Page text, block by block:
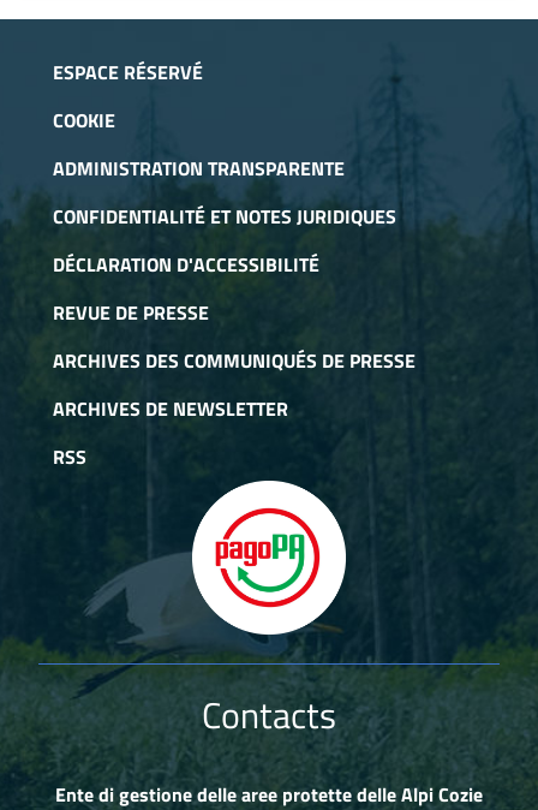
ESPACE RÉSERVÉ
COOKIE
ADMINISTRATION TRANSPARENTE
CONFIDENTIALITÉ ET NOTES JURIDIQUES
DÉCLARATION D'ACCESSIBILITÉ
REVUE DE PRESSE
ARCHIVES DES COMMUNIQUÉS DE PRESSE
ARCHIVES DE NEWSLETTER
RSS
Contacts
Ente di gestione delle aree protette delle Alpi Cozie